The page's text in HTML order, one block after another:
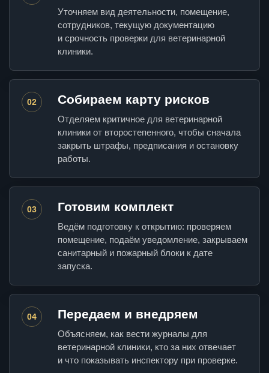
Уточняем вид деятельности, помещение,
сотрудников, текущую документацию
и срочность проверки для ветеринарной
клиники.
02 Собираем карту рисков
Отделяем критичное для ветеринарной
клиники от второстепенного, чтобы сначала
закрыть штрафы, предписания и остановку
работы.
03 Готовим комплект
Ведём подготовку к открытию: проверяем
помещение, подаём уведомление, закрываем
санитарный и пожарный блоки к дате
запуска.
04 Передаем и внедряем
Объясняем, как вести журналы для
ветеринарной клиники, кто за них отвечает
и что показывать инспектору при проверке.